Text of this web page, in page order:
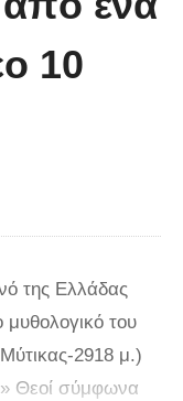
με τα
10
της Ελλάδας
του
2918 μ.)
Θεοί σύμφωνα